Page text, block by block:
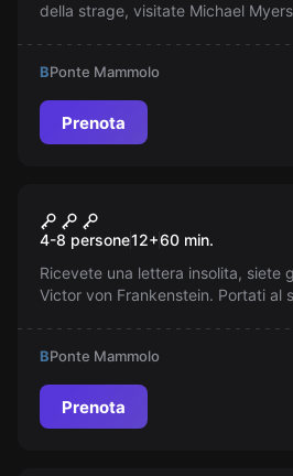
della strage, visitate Michael
BPonte Mammolo
Prenota
Frankenstein Jr.
4-8 persone12+60 min.
Ricevete una lettera insolita, siete
Victor von Frankenstein. Portati al
BPonte Mammolo
Prenota